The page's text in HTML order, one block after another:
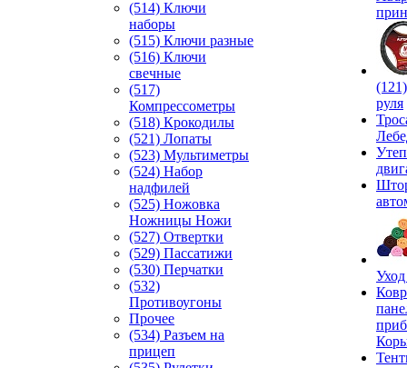
(514) Ключи
наборы
(515) Ключи разные
(516) Ключи
свечные
(517)
Компрессометры
(518) Крокодилы
(521) Лопаты
(523) Мультиметры
(524) Набор
надфилей
(525) Ножовка
Ножницы Ножи
(527) Отвертки
(529) Пассатижи
(530) Перчатки
(532)
Противоугоны
Прочее
(534) Разъем на
прицеп
руля
Уход